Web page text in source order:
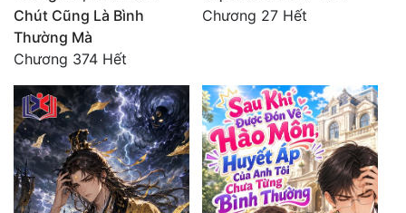
Chút Cũng Là Bình
Thường Mà
Chương 374 Hết
Chương 27 Hết